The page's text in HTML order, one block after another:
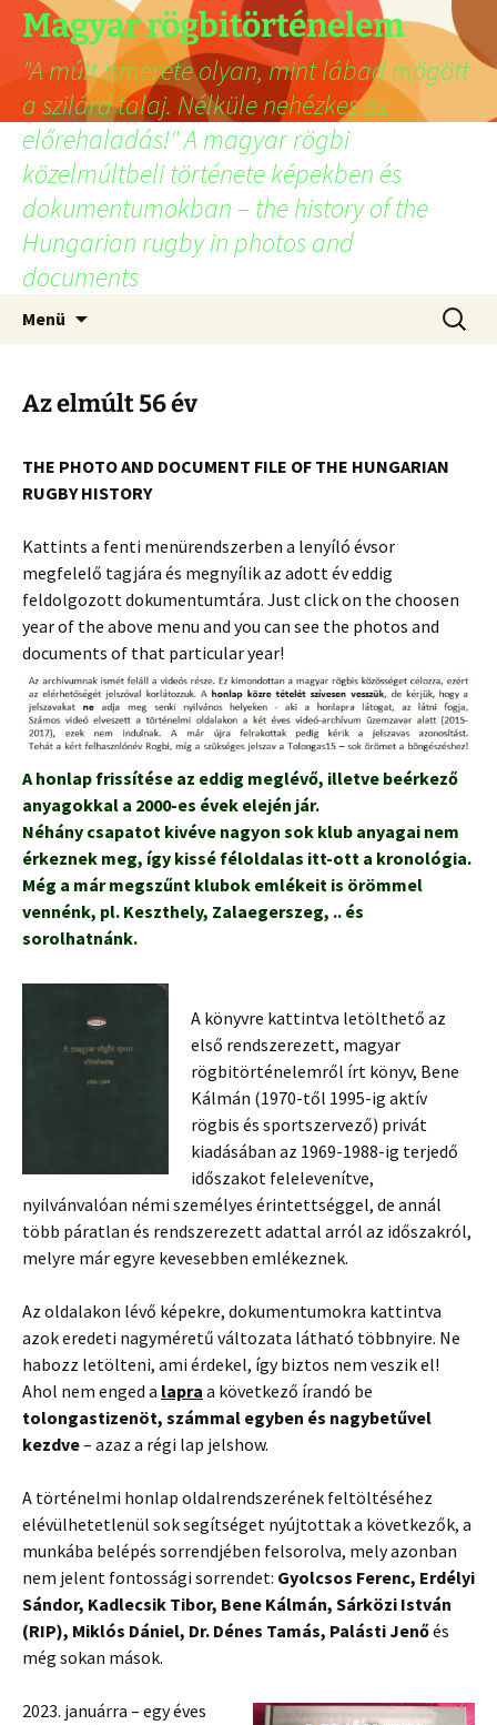
Ugrás
tartalomhoz
Magyar rögbitörténelem
"A múlt ismerete olyan, mint lábad mögött
a szilárd talaj. Nélküle nehézkes az
előrehaladás!" A magyar rögbi
közelmúltbeli története képekben és
dokumentumokban – the history of the
Hungarian rugby in photos and
documents
Menü
Az elmúlt 56 év
THE PHOTO AND DOCUMENT FILE OF THE HUNGARIAN
RUGBY HISTORY
Kattints a fenti menürendszerben a lenyíló évsor
megfelelő tagjára és megnyílik az adott év eddig
feldolgozott dokumentumtára. Just click on the choosen
year of the above menu and you can see the photos and
documents of that particular year!
A honlap frissítése az eddig meglévő, illetve beérkező
anyagokkal a 2000-es évek elején jár.
Néhány csapatot kivéve nagyon sok klub anyagai nem
érkeznek meg, így kissé féloldalas itt-ott a kronológia.
Még a már megszűnt klubok emlékeit is örömmel
vennénk, pl. Keszthely, Zalaegerszeg, .. és
sorolhatnánk.
A könyvre kattintva letölthető az
első rendszerezett, magyar
rögbitörténelemről írt könyv, Bene
Kálmán (1970-től 1995-ig aktív
rögbis és sportszervező) privát
kiadásában az 1969-1988-ig terjedő
időszakot felelevenítve,
nyilvánvalóan némi személyes érintettséggel, de annál
több páratlan és rendszerezett adattal arról az időszakról,
melyre már egyre kevesebben emlékeznek.
Az oldalakon lévő képekre, dokumentumokra kattintva
azok eredeti nagyméretű változata látható többnyire. Ne
habozz letölteni, ami érdekel, így biztos nem veszik el!
Ahol nem enged a lapra a következő írandó be
tolongastizenöt, számmal egyben és nagybetűvel
kezdve– azaz a régi lap jelshow.
A történelmi honlap oldalrendszerének feltöltéséhez
elévülhetetlenül sok segítséget nyújtottak a következők, a
munkába belépés sorrendjében felsorolva, mely azonban
nem jelent fontossági sorrendet: Gyolcsos Ferenc, Erdélyi
Sándor, Kadlecsik Tibor, Bene Kálmán, Sárközi István
(RIP), Miklós Dániel, Dr. Dénes Tamás, Palásti Jenőés
még sokan mások.
2023. januárra – egy éves